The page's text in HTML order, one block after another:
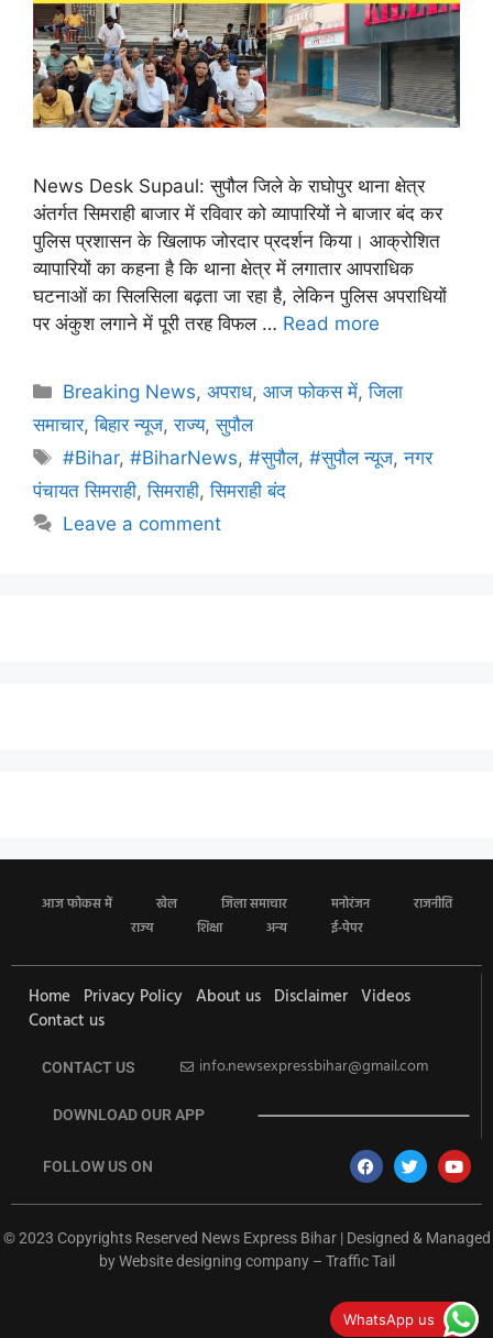
News Desk Supaul: सुपौल जिले के राघोपुर थाना क्षेत्र
अंतर्गत सिमराही बाजार में रविवार को व्यापारियों ने बाजार बंद कर
पुलिस प्रशासन के खिलाफ जोरदार प्रदर्शन किया। आक्रोशित
व्यापारियों का कहना है कि थाना क्षेत्र में लगातार आपराधिक
घटनाओं का सिलसिला बढ़ता जा रहा है, लेकिन पुलिस अपराधियों
पर अंकुश लगाने में पूरी तरह विफल … Read more
Breaking News,अपराध,आज फोकस में,जिला
समाचार,बिहार न्यूज,राज्य,सुपौल
#Bihar,#BiharNews,#सुपौल,#सुपौल न्यूज,नगर
पंचायत सिमराही,सिमराही,सिमराही बंद
Leave a comment
आज फोकस में खेल जिला समाचार मनोरंजन
राजनीति
राज्य
शिक्षा अन्य ई-पेपर
Home Privacy Policy About us Disclaimer Videos
Contact us
CONTACT US info.newsexpressbihar@gmail.com
DOWNLOAD OUR APP
FOLLOW US ON
© 2023 Copyrights Reserved News Express Bihar | Designed & Managed
byWebsite designing company– Traffic Tail
WhatsApp us